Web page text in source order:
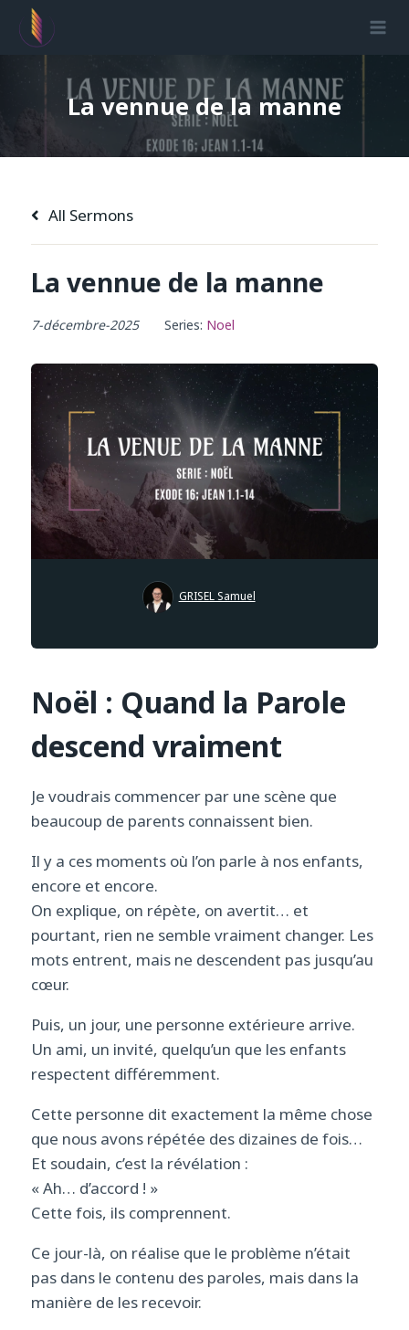
Aller
contenu
La vennue de la manne
All Sermons
La vennue de la manne
7-décembre-2025 Series: Noel
GRISEL Samuel
Noël : Quand la Parole
descend vraiment
Je voudrais commencer par une scène que
beaucoup de parents connaissent bien.
Il y a ces moments où l’on parle à nos enfants,
encore et encore.
On explique, on répète, on avertit… et
pourtant, rien ne semble vraiment changer. Les
mots entrent, mais ne descendent pas jusqu’au
cœur.
Puis, un jour, une personne extérieure arrive.
Un ami, un invité, quelqu’un que les enfants
respectent différemment.
Cette personne dit exactement la même chose
que nous avons répétée des dizaines de fois…
Et soudain, c’est la révélation :
« Ah… d’accord ! »
Cette fois, ils comprennent.
Ce jour-là, on réalise que le problème n’était
pas dans le contenu des paroles, mais dans la
manière de les recevoir.